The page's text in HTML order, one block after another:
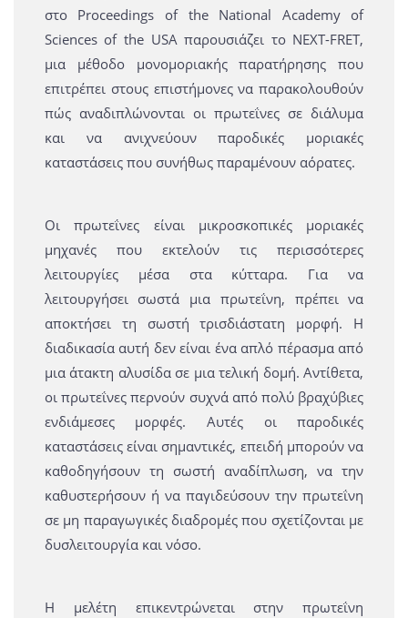
στο Proceedings of the National Academy of
Sciences of the USA παρουσιάζει το NEXT-FRET,
μια μέθοδο μονομοριακής παρατήρησης που
επιτρέπει στους επιστήμονες να παρακολουθούν
πώς αναδιπλώνονται οι πρωτεΐνες σε διάλυμα
και να ανιχνεύουν παροδικές μοριακές
καταστάσεις που συνήθως παραμένουν αόρατες.
Οι πρωτεΐνες είναι μικροσκοπικές μοριακές
μηχανές που εκτελούν τις περισσότερες
λειτουργίες μέσα στα κύτταρα. Για να
λειτουργήσει σωστά μια πρωτεΐνη, πρέπει να
αποκτήσει τη σωστή τρισδιάστατη μορφή. Η
διαδικασία αυτή δεν είναι ένα απλό πέρασμα από
μια άτακτη αλυσίδα σε μια τελική δομή. Αντίθετα,
οι πρωτεΐνες περνούν συχνά από πολύ βραχύβιες
ενδιάμεσες μορφές. Αυτές οι παροδικές
καταστάσεις είναι σημαντικές, επειδή μπορούν να
καθοδηγήσουν τη σωστή αναδίπλωση, να την
καθυστερήσουν ή να παγιδεύσουν την πρωτεΐνη
σε μη παραγωγικές διαδρομές που σχετίζονται με
δυσλειτουργία και νόσο.
Η μελέτη επικεντρώνεται στην πρωτεΐνη